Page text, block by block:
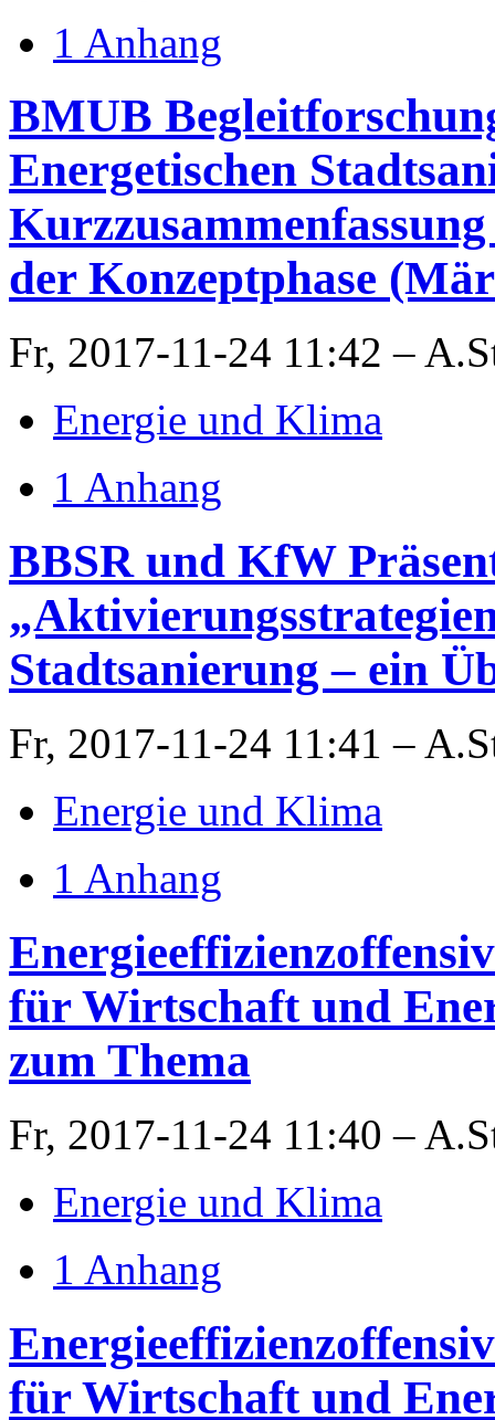
1 Anhang
BMUB
Energetischen
der Konzeptphase
Fr, 2017-11-24 11:42 –
Energie und Klima
1 Anhang
BBSR und KfW
Stadtsanierung – ein
Fr, 2017-11-24 11:41 –
Energie und Klima
1 Anhang
für Wirtschaft und
zum Thema
Fr, 2017-11-24 11:40 –
Energie und Klima
1 Anhang
für Wirtschaft und